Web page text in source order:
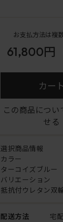
お支払方法は複
61,800円
カー
この商品につい
せる
選択商品情報
カラー
ターコイズブルー
バリエーション
抵抗付ウレタン双
配送方法
宅